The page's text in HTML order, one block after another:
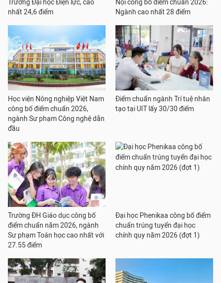
Trường Đại học Điện lực, cao
nhất 24,6 điểm
Nội công bố điểm chuẩn 2026:
Ngành cao nhất 28 điểm
Học viện Nông nghiệp Việt Nam
công bố điểm chuẩn 2026,
ngành Sư phạm Công nghệ dẫn
đầu
Điểm chuẩn ngành Trí tuệ nhân
tạo tại UIT lấy 30/30 điểm
Trường ĐH Giáo dục công bố
điểm chuẩn năm 2026, ngành
Sư phạm Toán học cao nhất với
27.55 điểm
Đại học Phenikaa công bố điểm
chuẩn trúng tuyển đại học
chính quy năm 2026 (đợt 1)